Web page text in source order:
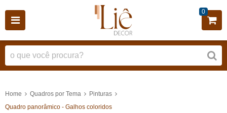
0
Home Quadros por Tema
Pinturas
Quadro panorâmico - Galhos coloridos